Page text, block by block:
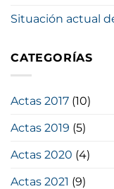
Situación actual
CATEGORÍAS
Actas 2017 (10)
Actas 2019 (5)
Actas 2020 (4)
Actas 2021 (9)